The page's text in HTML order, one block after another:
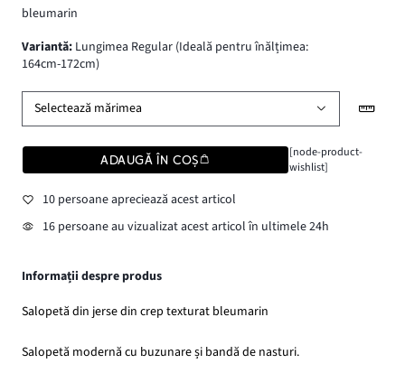
bleumarin
variantă: Lungimea Regular (Ideală pentru înălțimea:
164cm-172cm)
Selectează mărimea
ADAUGĂ ÎN COȘ
[node-product-
wishlist]
10 persoane apreciează acest articol
16 persoane au vizualizat acest articol în ultimele 24h
Informații despre produs
Salopetă din jerse din crep texturat bleumarin
Salopetă modernă cu buzunare și bandă de nasturi.